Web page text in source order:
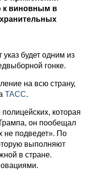
к виновным в
будет одним из
гонке.
на всю страну,
ТАСС.
которая
он пообещал
не подведет». По
выполняют
в стране.